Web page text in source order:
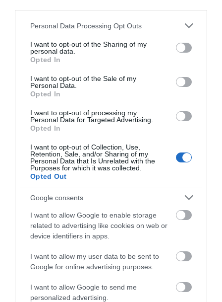
Please note that this website/app uses one or more Google
not limited to your visit or usage behaviour. You may click to
grant or deny consent to Google and its third-party tags to
use your data for below specified purposes in below Google
consent section.
Personal Data Processing Opt Outs
I want to opt-out of the Sharing of my
personal data.
Opted In
I want to opt-out of the Sale of my
Personal Data.
Opted In
I want to opt-out of processing my
Personal Data for Targeted Advertising.
Opted In
I want to opt-out of Collection, Use,
Retention, Sale, and/or Sharing of my
Personal Data that Is Unrelated with the
Purposes for which it was collected.
Opted Out
Google consents
I want to allow Google to enable storage
related to advertising like cookies on web or
device identifiers in apps.
I want to allow my user data to be sent to
Google for online advertising purposes.
I want to allow Google to send me
personalized advertising.
«ΑΥΤΗ ΤΗΝ ΑΝΔΡΟ ΘΕΛΟΥΜΕ…»
ΚΑΙ ΟΔΟΣ ΠΑΛΑIΟΚΡΑΣΣΑ! ΚΑΙ
ΑΝΕΜΟΓΕΝΝΗΤΡΙΕΣ ΓΙΟΚ!…
Πρόσφατα Άρθρα
ΟΙ ΕΥΤΥΧΙΣΜΕΝΕΣ ΜΕΡΕΣ
ΕΙΝΑΙ ΜΠΡΟΣΤΑ: Μια
λιμάνι της Ραφήνας…
06/08/2026
εδώ. Χρειάζεται όμως
ευκαιρίες για να φανεί.